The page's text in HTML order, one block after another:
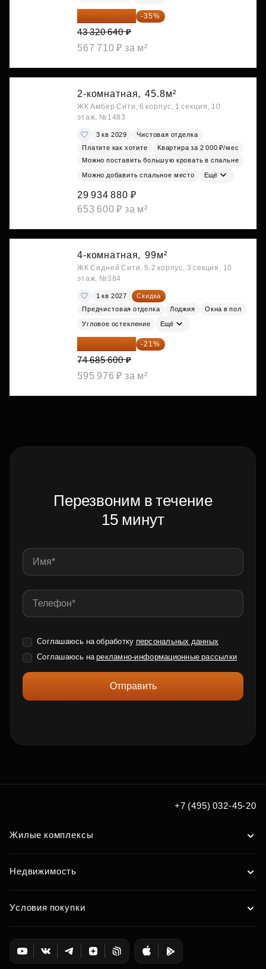
28 158 416 ₽ -35%
43 320 640 ₽
567 710 ₽ за м²
2-комнатная, 45.8м²
ЖК Амбер Сити, 6 корпус, 1 секция, 10
этаж, №1483
3 кв 2029
Чистовая отделка
Платите как хотите
Квартира за 2 000 ₽/мес
Можно поставить большую кровать в спальне
Можно добавить спальное место Ещё
29 934 880 ₽
653 600 ₽ за м²
4-комнатная, 99м²
ЖК Сидней Сити, 5.2 корпус, 3 секция, 10
этаж, №384
1 кв 2027
Скидка
Предчистовая отделка
Лоджия Окна в пол
Угловое остекление Ещё
59 001 624 ₽ -21%
74 685 600 ₽
595 976 ₽ за м²
Перезвоним в течение
15 минут
Соглашаюсь на обработку персональных данных
Соглашаюсь нарекламно-информационные рассылки
Отправить
+7 (495) 032-45-20
Жилые комплексы
Недвижимость
Условия покупки